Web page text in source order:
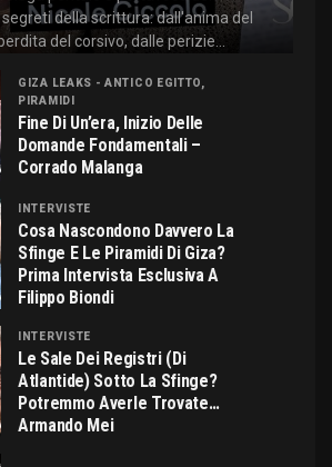
della scrittura: dall'anima del
del corsivo, dalle perizie...
GIZA LEAKS - ANTICO EGITTO,
PIRAMIDI
Fine Di Un’era, Inizio Delle
Domande Fondamentali –
Corrado Malanga
INTERVISTE
Cosa Nascondono Davvero La
Sfinge E Le Piramidi Di Giza?
Prima Intervista Esclusiva A
Filippo Biondi
INTERVISTE
Le Sale Dei Registri (di
Atlantide) Sotto La Sfinge?
Potremmo Averle Trovate…
Armando Mei